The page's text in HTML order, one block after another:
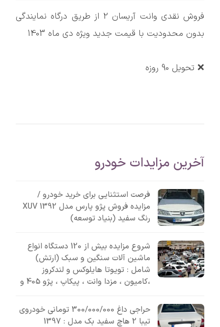
فروش نقدی وانت آریسان 2 از طریق درگاه نمایندگی
بدون محدودیت با قیمت جدید ویژه دی ماه 1403
❌ تحویل 90 روزه
آخرین مزایدات خودرو
فرصت استثنایی برای خرید خودرو /
مزایده فروش پژو پارس مدل 1392 XUV
رنگ سفید (بنیاد توسعه)
شروع مزایده بیش از 120 دستگاه انواع
ماشین آلات سنگین و سبک (ارتش)
شامل : تویوتا هایلوکس و لندکروز
،کامیون ، مزدا وانت ، پیکاپ ، پژو 405 و
حراجی داغ 300/000/000 تومانی خودروی
تیبا 2 هاچ سفید بک مدل : 1397